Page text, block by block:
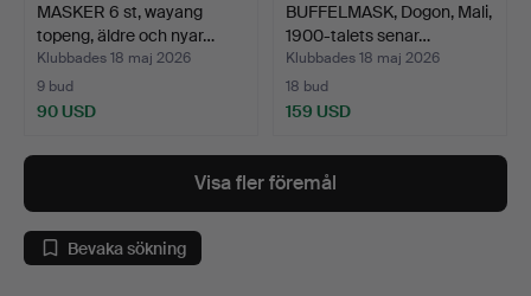
MASKER 6 st, wayang
topeng, äldre och nyar…
Klubbades 18 maj 2026
9 bud
90 USD
BUFFELMASK, Dogon, Mali,
1900-talets senar…
Klubbades 18 maj 2026
18 bud
159 USD
Visa fler föremål
Bevaka sökning